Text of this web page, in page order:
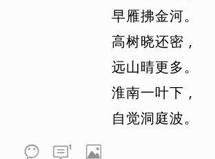
早雁拂金河。
高树晓还密 ,
远山晴更多。
淮南一叶下 ,
自觉洞庭波。
1